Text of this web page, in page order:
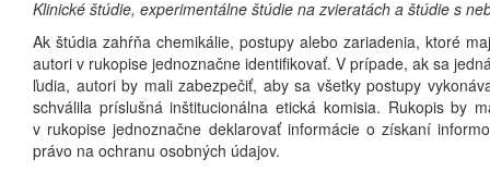
Klinické štúdie, experimentálne štúdie na zvieratách a štúdie s
Ak štúdia zahŕňa chemikálie, postupy alebo zariadenia, ktoré
autori v rukopise jednoznačne identifikovať. V prípade, ak sa
ľudia, autori by mali zabezpečiť, aby sa všetky postupy
schválila príslušná inštitucionálna etická komisia. Rukopis by
v rukopise jednoznačne deklarovať informácie o získaní
právo na ochranu osobných údajov.